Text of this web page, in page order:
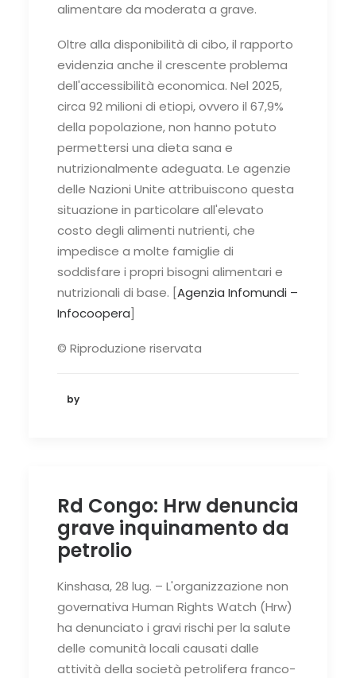
alimentare da moderata a grave.
Oltre alla disponibilità di cibo, il rapporto
evidenzia anche il crescente problema
dell'accessibilità economica. Nel 2025,
circa 92 milioni di etiopi, ovvero il 67,9%
della popolazione, non hanno potuto
permettersi una dieta sana e
nutrizionalmente adeguata. Le agenzie
delle Nazioni Unite attribuiscono questa
situazione in particolare all'elevato
costo degli alimenti nutrienti, che
impedisce a molte famiglie di
soddisfare i propri bisogni alimentari e
nutrizionali di base. [Agenzia Infomundi –
Infocoopera]
© Riproduzione riservata
by
Rd Congo: Hrw denuncia
grave inquinamento da
petrolio
Kinshasa, 28 lug. – L'organizzazione non
governativa Human Rights Watch (Hrw)
ha denunciato i gravi rischi per la salute
delle comunità locali causati dalle
attività della società petrolifera franco-